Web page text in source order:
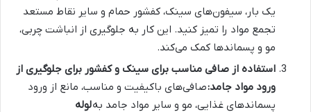
یک بار، سیفون‌های سینک، کفشور حمام و سایر نقاط مستعد
تجمع مواد را تمیز کنید. این کار به جلوگیری از انباشت چربی،
مو و پسماندها کمک می‌کند.
استفاده از صافی مناسب برای سینک و کفشور برای جلوگیری از
ورود مواد جامد:صافی‌های باکیفیت و مناسب، مانع از ورود
پسماندهای غذایی، مو و سایر مواد جامد بهلوله